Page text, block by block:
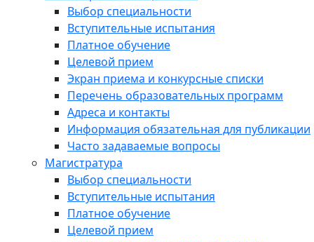
Выбор специальности
Вступительные испытания
Платное обучение
Целевой прием
Экран приема и конкурсные списки
Перечень образовательных программ
Адреса и контакты
Информация обязательная для публикации
Часто задаваемые вопросы
Магистратура
Выбор специальности
Вступительные испытания
Платное обучение
Целевой прием